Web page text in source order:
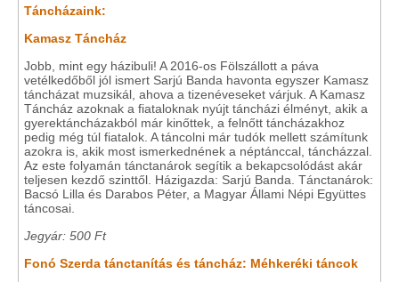
Táncházaink:
Kamasz Táncház
Jobb, mint egy házibuli! A 2016-os Fölszállott a páva
vetélkedőből jól ismert Sarjú Banda havonta egyszer Kamasz
táncházat muzsikál, ahova a tizenéveseket várjuk. A Kamasz
Táncház azoknak a fiataloknak nyújt táncházi élményt, akik a
gyerektáncházakból már kinőttek, a felnőtt táncházakhoz
pedig még túl fiatalok. A táncolni már tudók mellett számítunk
azokra is, akik most ismerkednének a néptánccal, táncházzal.
Az este folyamán tánctanárok segítik a bekapcsolódást akár
teljesen kezdő szinttől. Házigazda: Sarjú Banda. Tánctanárok:
Bacsó Lilla és Darabos Péter, a Magyar Állami Népi Együttes
táncosai.
Jegyár: 500 Ft
Fonó Szerda tánctanítás és táncház: Méhkeréki táncok